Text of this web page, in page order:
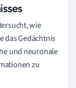
wie
das Gedächtnis
und neuronale
zu